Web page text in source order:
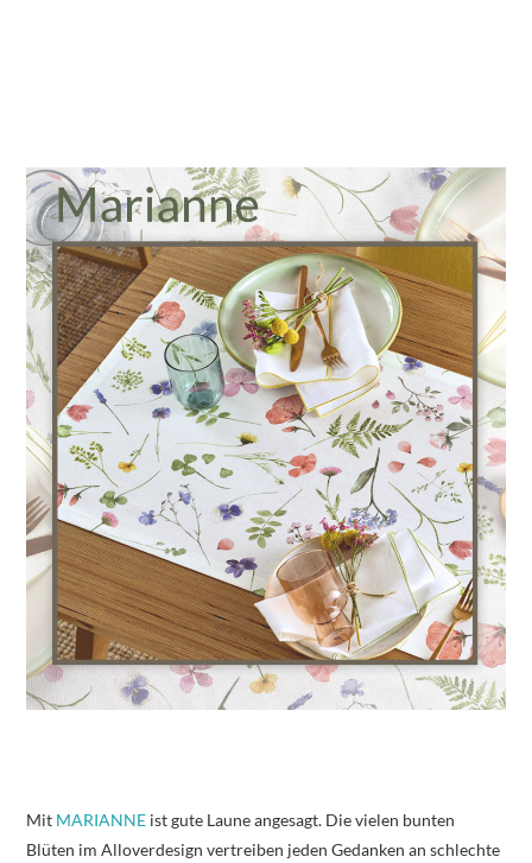
Mit MARIANNE ist gute Laune angesagt. Die vielen bunten
Blüten im Alloverdesign vertreiben jeden Gedanken an schlechte